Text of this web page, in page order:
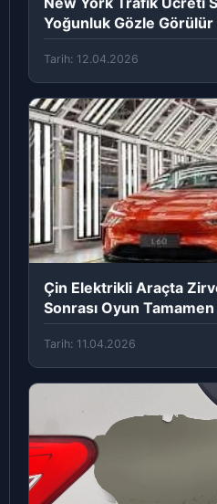
Yoğunluk Gözle Görülür
Tarih: 12.04.2026
Çin Elektrikli Araçta
Sonrası Oyun
Tarih: 11.04.2026